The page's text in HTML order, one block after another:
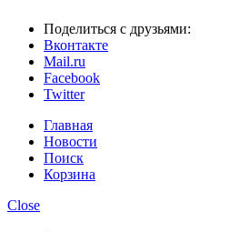
Поделиться с друзьями:
Вконтакте
Mail.ru
Facebook
Twitter
Главная
Новости
Поиск
Корзина
Close